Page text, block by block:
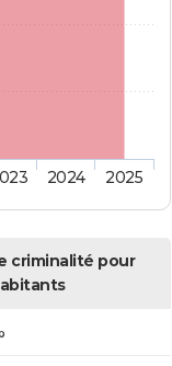
2024 2025
criminalité pour